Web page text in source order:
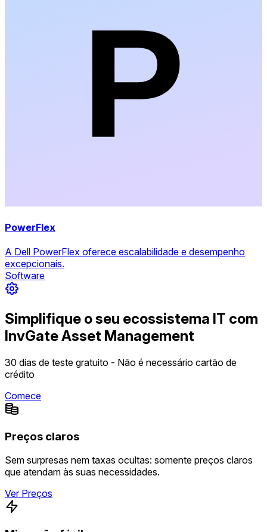
PowerFlex
A Dell PowerFlex oferece escalabilidade e desempenho
excepcionais.
Software
Simplifique o seu ecossistema IT com
InvGate Asset Management
30 dias de teste gratuito - Não é necessário cartão de
crédito
Comece
Preços claros
Sem surpresas nem taxas ocultas: somente preços claros
que atendam às suas necessidades.
Ver Preços